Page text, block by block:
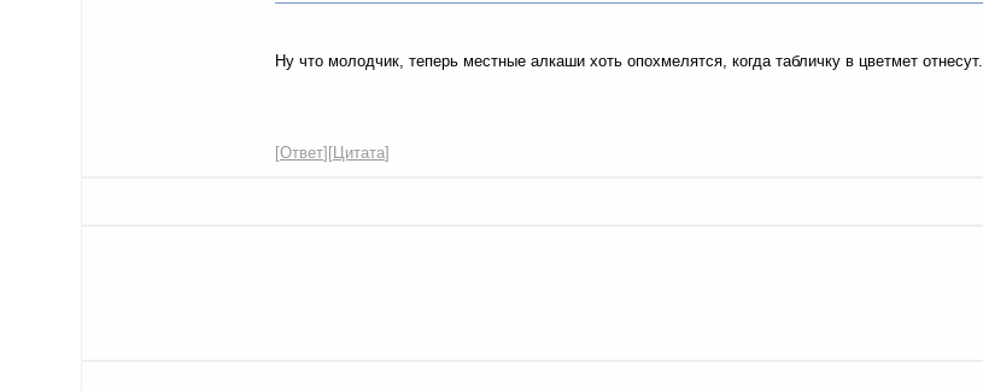
Ну что молодчик, теперь местные алкаши хоть опохмелятся, когда табличку в цветмет отнесут.
[Ответ][Цитата]